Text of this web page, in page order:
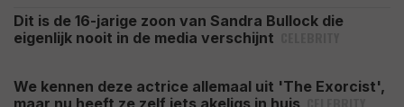
Dit is de 16-jarige zoon van Sandra Bullock die
eigenlijk nooit in de media verschijnt
We kennen deze actrice allemaal uit 'The Exorcist',